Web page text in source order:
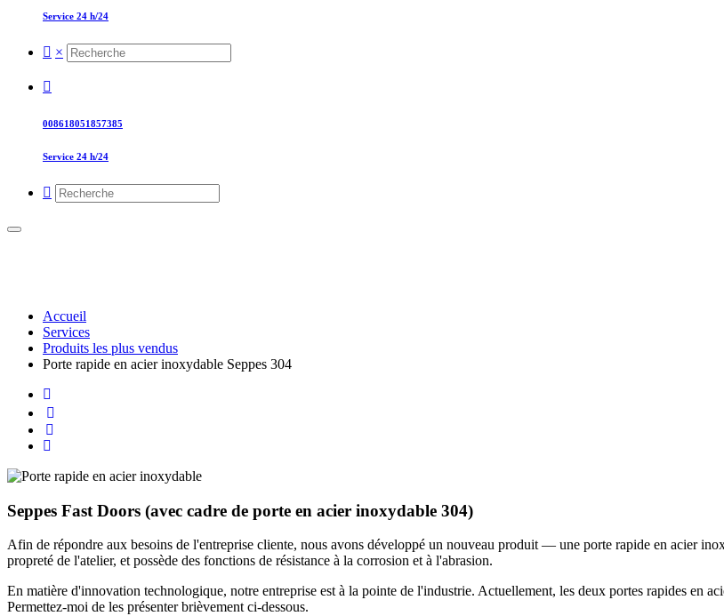
Service 24 h/24
×
008618051857385
Service 24 h/24
Accueil
Services
Produits les plus vendus
Porte rapide en acier inoxydable Seppes 304
Seppes Fast Doors (avec cadre de porte en acier inoxydable 304)
Afin de répondre aux besoins de l'entreprise cliente, nous avons développé un nouveau produit — une porte rapide en acier
propreté de l'atelier, et possède des fonctions de résistance à la corrosion et à l'abrasion.
En matière d'innovation technologique, notre entreprise est à la pointe de l'industrie. Actuellement, les deux portes rapides en
Permettez-moi de les présenter brièvement ci-dessous.